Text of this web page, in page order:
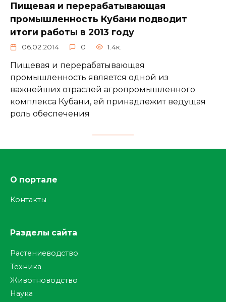
Пищевая и перерабатывающая
промышленность Кубани подводит
итоги работы в 2013 году
06.02.2014 0 1.4к.
Пищевая и перерабатывающая
промышленность является одной из
важнейших отраслей агропромышленного
комплекса Кубани, ей принадлежит ведущая
роль обеспечения
О портале
Контакты
Разделы сайта
Растениеводство
Техника
Животноводство
Наука